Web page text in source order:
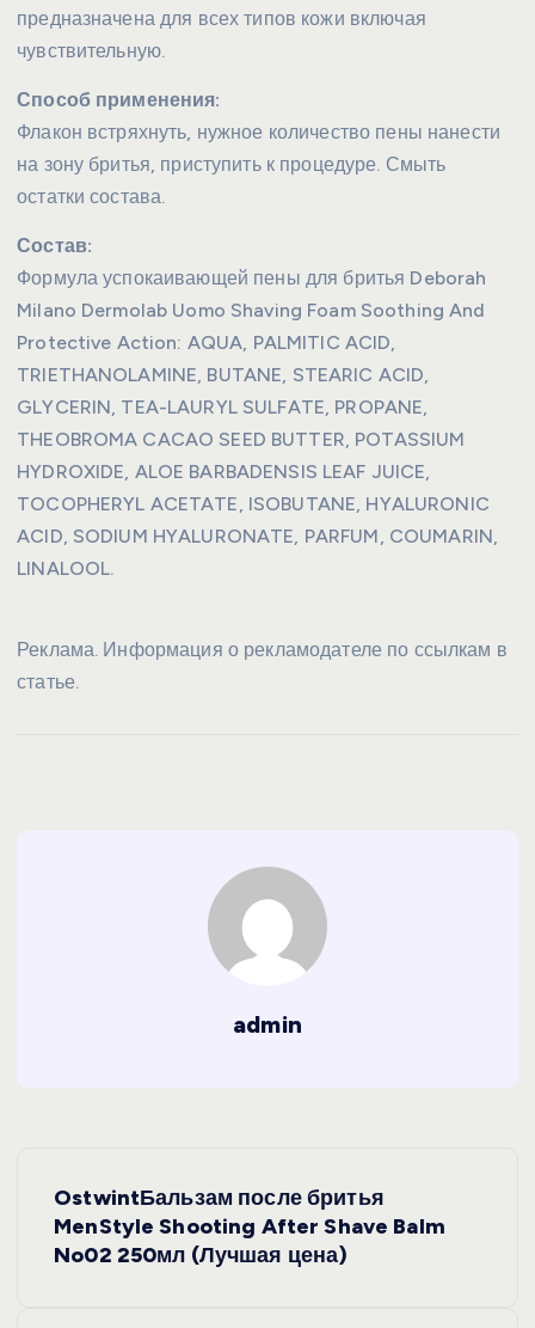
предназначена для всех типов кожи включая
чувствительную.
Способ применения:
Флакон встряхнуть, нужное количество пены нанести
на зону бритья, приступить к процедуре. Смыть
остатки состава.
Состав:
Формула успокаивающей пены для бритья Deborah
Milano Dermolab Uomo Shaving Foam Soothing And
Protective Action: AQUA, PALMITIC ACID,
TRIETHANOLAMINE, BUTANE, STEARIC ACID,
GLYCERIN, TEA-LAURYL SULFATE, PROPANE,
THEOBROMA CACAO SEED BUTTER, POTASSIUM
HYDROXIDE, ALOE BARBADENSIS LEAF JUICE,
TOCOPHERYL ACETATE, ISOBUTANE, HYALURONIC
ACID, SODIUM HYALURONATE, PARFUM, COUMARIN,
LINALOOL.
Реклама. Информация о рекламодателе по ссылкам в
статье.
admin
OstwintБальзам после бритья
MenStyle Shooting After Shave Balm
No02 250мл (Лучшая цена)